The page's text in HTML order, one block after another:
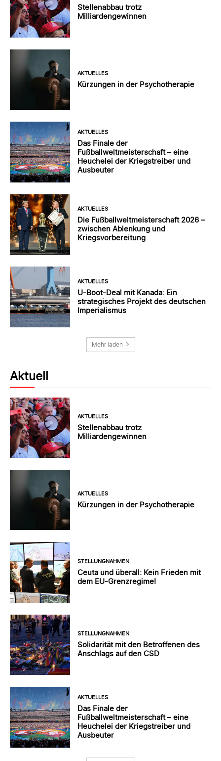
Stellenabbau trotz
Milliardengewinnen
AKTUELLES
Kürzungen in der Psychotherapie
AKTUELLES
Das Finale der
Fußballweltmeisterschaft – eine
Heuchelei der Kriegstreiber und
Ausbeuter
AKTUELLES
Die Fußballweltmeisterschaft 2026 –
zwischen Ablenkung und
Kriegsvorbereitung
AKTUELLES
U-Boot-Deal mit Kanada: Ein
strategisches Projekt des deutschen
Imperialismus
Mehr laden
Aktuell
AKTUELLES
Stellenabbau trotz
Milliardengewinnen
AKTUELLES
Kürzungen in der Psychotherapie
STELLUNGNAHMEN
Ceuta und überall: Kein Frieden mit
dem EU-Grenzregime!
STELLUNGNAHMEN
Solidarität mit den Betroffenen des
Anschlags auf den CSD
AKTUELLES
Das Finale der
Fußballweltmeisterschaft – eine
Heuchelei der Kriegstreiber und
Ausbeuter